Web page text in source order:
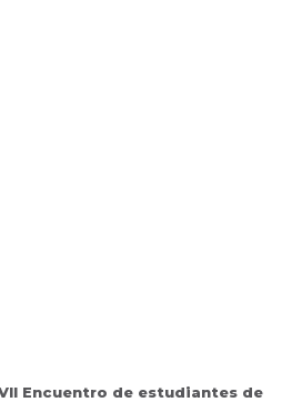
Encuentro de estudiantes de